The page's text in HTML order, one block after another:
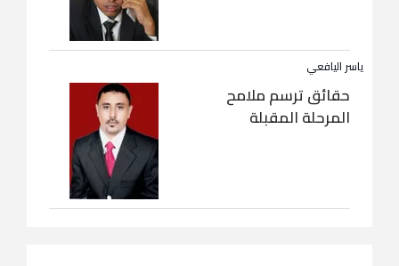
ياسر اليافعي
حقائق ترسم ملامح
المرحلة المقبلة